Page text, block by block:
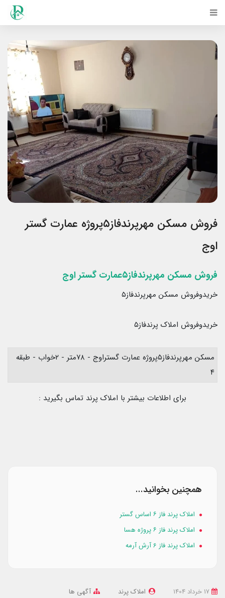
فروش مسکن مهرپرندفاز۵پروژه عمارت گستر
اوج
فروش مسکن مهرپرندفاز۵عمارت گستر اوج
خریدوفروش مسکن مهرپرندفاز۵
خریدوفروش املاک پرندفاز۵
مسکن مهرپرندفاز۵پروژه عمارت گستراوج - ۷۸متر - ۲خواب - طبقه
۴
برای اطلاعات بیشتر با املاک پرند تماس بگیرید :
همچنین بخوانید...
املاک پرند فاز ۶ اساس گستر
املاک پرند فاز ۶ پروژه هسا
املاک پرند فاز 6 آرش آرمه
املاک پرند
آگهی ها